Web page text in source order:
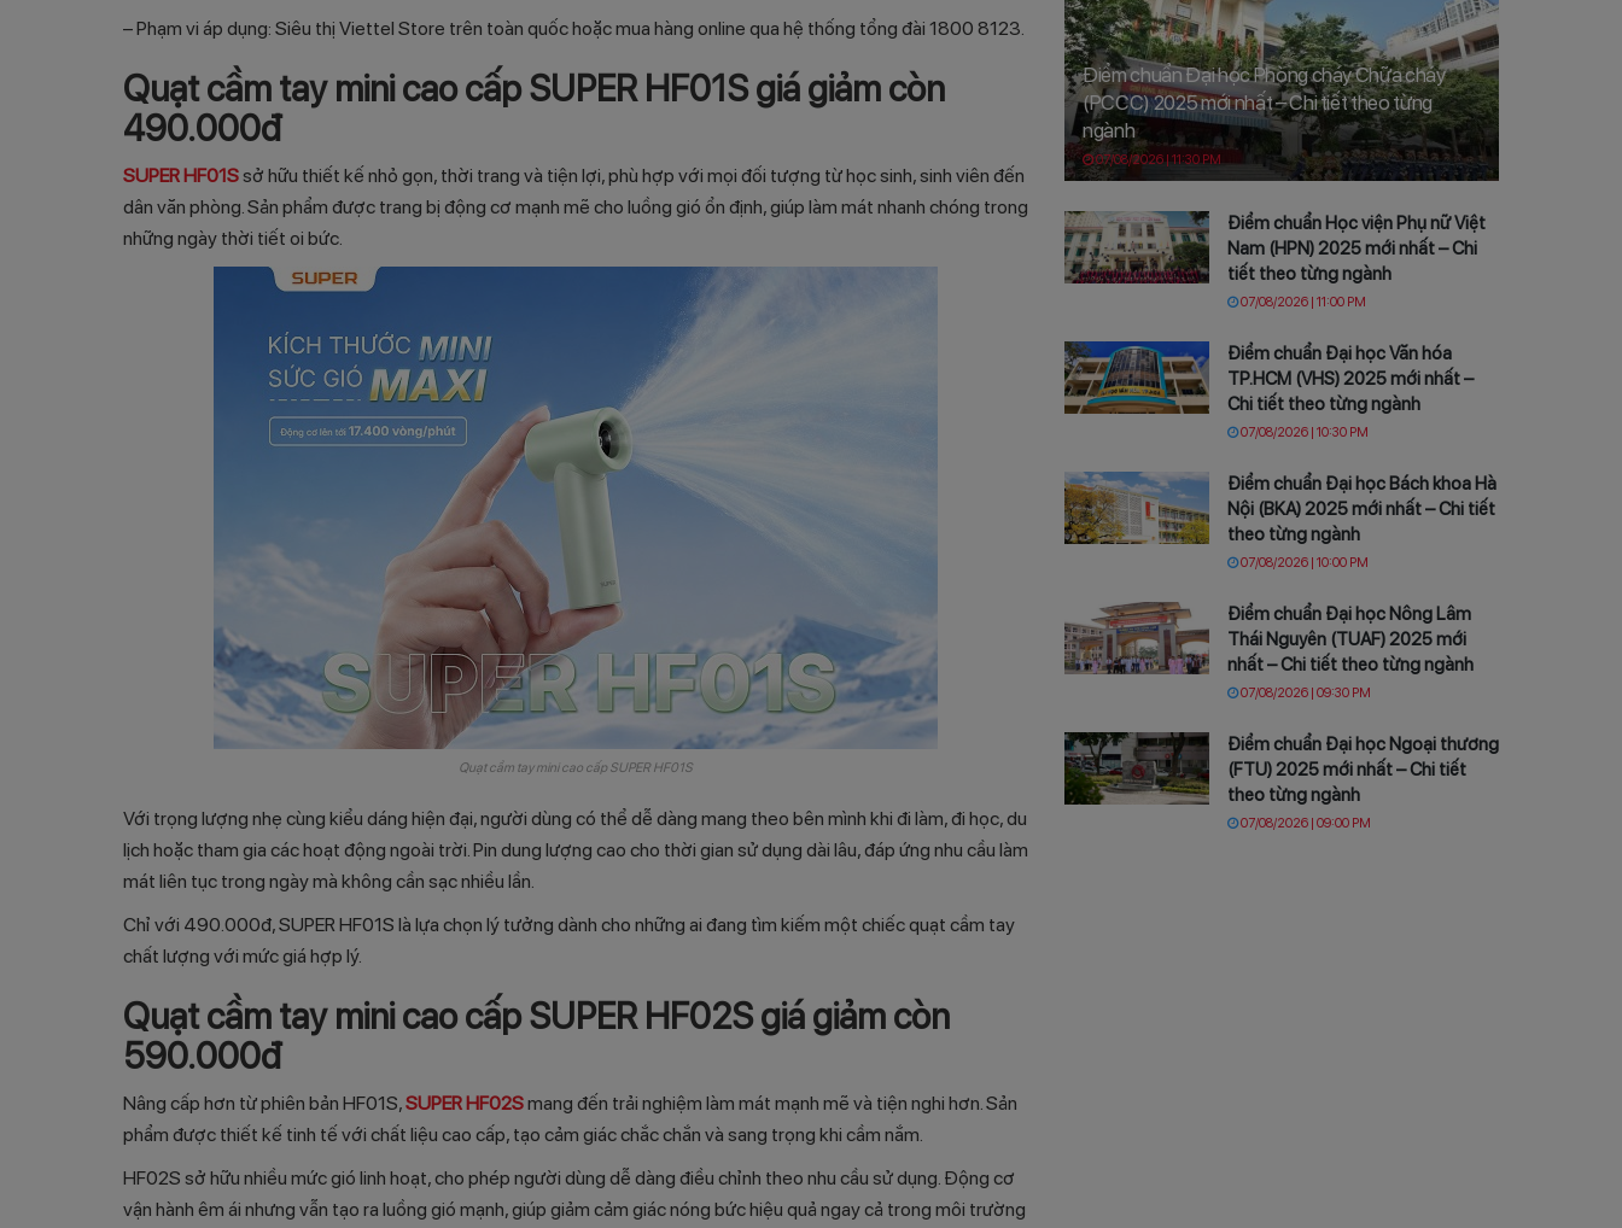
– Phạm vi áp dụng: Siêu thị Viettel Store trên toàn quốc hoặc mua hàng online qua hệ thống tổng đài 1800 8123.
Quạt cầm tay mini cao cấp SUPER HF01S giá giảm còn
490.000đ
SUPER HF01S sở hữu thiết kế nhỏ gọn, thời trang và tiện lợi, phù hợp với mọi đối tượng từ học sinh, sinh viên đến
dân văn phòng. Sản phẩm được trang bị động cơ mạnh mẽ cho luồng gió ổn định, giúp làm mát nhanh chóng trong
những ngày thời tiết oi bức.
Quạt cầm tay mini cao cấp SUPER HF01S
Với trọng lượng nhẹ cùng kiểu dáng hiện đại, người dùng có thể dễ dàng mang theo bên mình khi đi làm, đi học, du
lịch hoặc tham gia các hoạt động ngoài trời. Pin dung lượng cao cho thời gian sử dụng dài lâu, đáp ứng nhu cầu làm
mát liên tục trong ngày mà không cần sạc nhiều lần.
Chỉ với 490.000đ, SUPER HF01S là lựa chọn lý tưởng dành cho những ai đang tìm kiếm một chiếc quạt cầm tay
chất lượng với mức giá hợp lý.
Quạt cầm tay mini cao cấp SUPER HF02Sgiá giảm còn
590.000đ
Nâng cấp hơn từ phiên bản HF01S,SUPER HF02Smang đến trải nghiệm làm mát mạnh mẽ và tiện nghi hơn. Sản
phẩm được thiết kế tinh tế với chất liệu cao cấp, tạo cảm giác chắc chắn và sang trọng khi cầm nắm.
HF02S sở hữu nhiều mức gió linh hoạt, cho phép người dùng dễ dàng điều chỉnh theo nhu cầu sử dụng. Động cơ
vận hành êm ái nhưng vẫn tạo ra luồng gió mạnh, giúp giảm cảm giác nóng bức hiệu quả ngay cả trong môi trường
Điểm chuẩn Đại học Phòng cháy Chữa cháy
(PCCC) 2025 mới nhất – Chi tiết theo từng
ngành
07/08/2026 | 11:30 PM
Điểm chuẩn Học viện Phụ nữ Việt
Nam (HPN) 2025 mới nhất – Chi
tiết theo từng ngành
07/08/2026 | 11:00 PM
Điểm chuẩn Đại học Văn hóa
TP.HCM (VHS) 2025 mới nhất –
Chi tiết theo từng ngành
07/08/2026 | 10:30 PM
Điểm chuẩn Đại học Bách khoa Hà
Nội (BKA) 2025 mới nhất – Chi tiết
theo từng ngành
07/08/2026 | 10:00 PM
Điểm chuẩn Đại học Nông Lâm
Thái Nguyên (TUAF) 2025 mới
nhất – Chi tiết theo từng ngành
07/08/2026 | 09:30 PM
Điểm chuẩn Đại học Ngoại thương
(FTU) 2025 mới nhất – Chi tiết
theo từng ngành
07/08/2026 | 09:00 PM